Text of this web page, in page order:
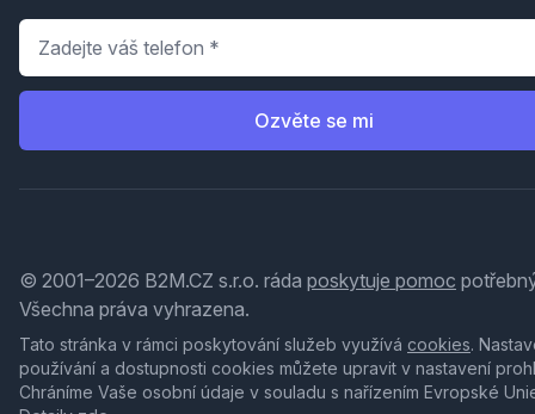
Telefon
Ozvěte se mi
© 2001–2026 B2M.CZ s.r.o. ráda poskytuje pomoc
Všechna práva vyhrazena.
Tato stránka v rámci poskytování služeb využívá cookies.
používání a dostupnosti cookies můžete upravit v nastavení
Chráníme Vaše osobní údaje v souladu s nařízením Evropské